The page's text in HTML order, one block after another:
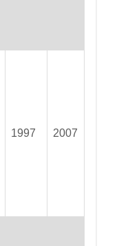
1997 2007